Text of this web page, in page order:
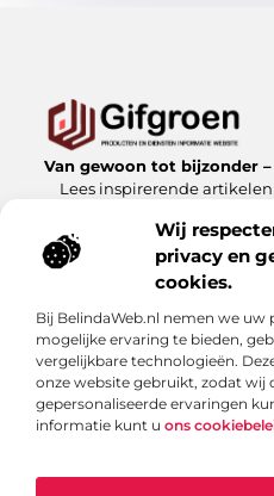
Wij
privacy en
cookies.
Bij BelindaWeb.nl nemen we uw
mogelijke ervaring te bieden,
vergelijkbare technologieën.
onze website gebruikt, zodat wij
gepersonaliseerde ervaringen
informatie kunt u ons
Van gewoon tot bijzonder
Lees inspirerende
Bericht categorie
Onze informatie